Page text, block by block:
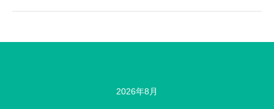
2026年8月